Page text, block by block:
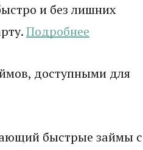
и без лишних
Подробнее
доступными для
быстрые займы с